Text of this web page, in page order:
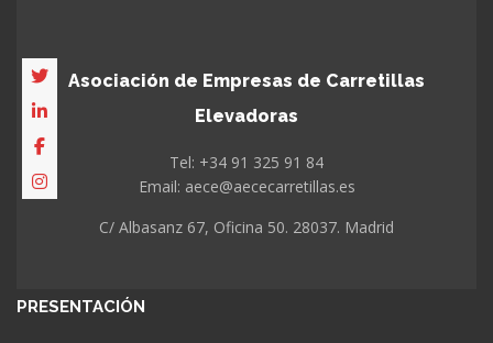
Asociación de Empresas de Carretillas
Elevadoras
Tel: +34 91 325 91 84
Email: aece@aececarretillas.es
C/ Albasanz 67, Oficina 50. 28037. Madrid
PRESENTACIÓN